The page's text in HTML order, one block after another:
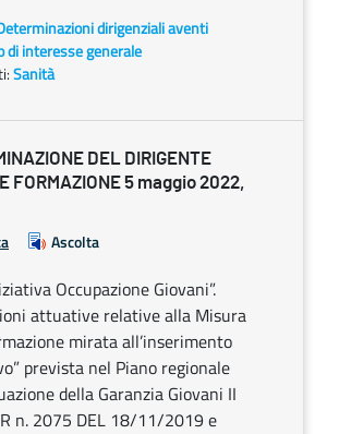
dirigenziali aventi
di interesse generale
Sanità
DEL DIRIGENTE
FORMAZIONE 5 maggio 2022,
Ascolta
Occupazione Giovani”.
attuative relative alla Misura
mirata all’inserimento
prevista nel Piano regionale
della Garanzia Giovani II
n. 2075 DEL 18/11/2019 e